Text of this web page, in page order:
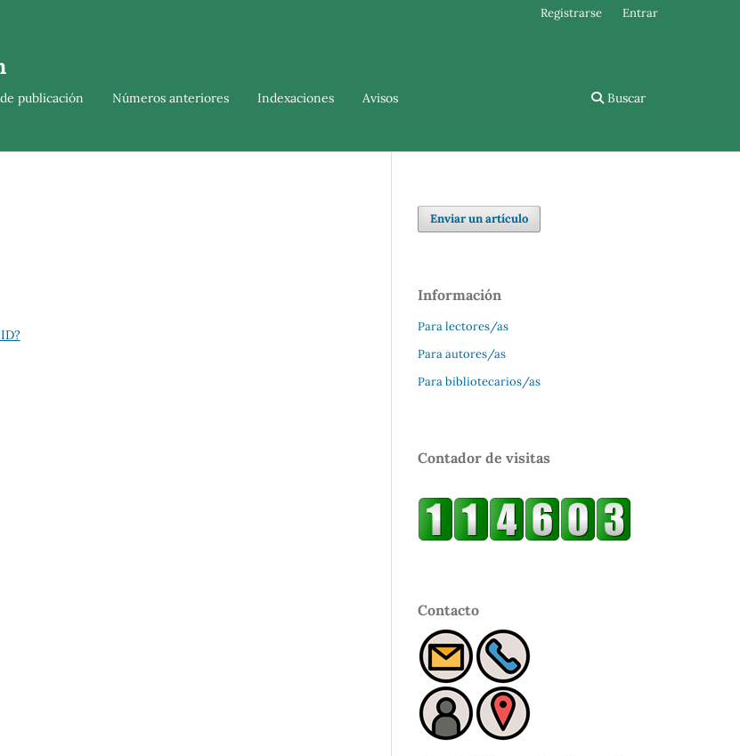
publicación Números anteriores Indexaciones Avisos Buscar
Registrarse Entrar
Enviar un artículo
Información
Para lectores/as
Para autores/as
Para bibliotecarios/as
Contador de visitas
Contacto